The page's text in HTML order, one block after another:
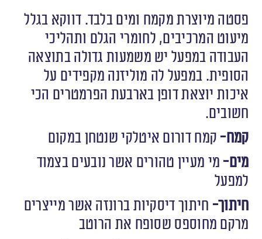
פסטה מיוצרת מקמח ומים בלבד. דווקא בגלל
מיעוט המרכיבים, לחומרי הגלם ותהליכי
העבודה במפעל יש משמעות גדולה בתוצאה
הסופית. במפעל לה מוליזנה מקפידים על
איכות יוצאת דופן בארבעת הפרמטרים הכי
חשובים.
קמח- קמח דורום איטלקי שנטחן במקום
מים- מי מעיין טהורים אשר נובעים בצמוד
למפעל
חיתוך- חיתוך דיסקיות ברונזה אשר מייצרים
מרקם מחוספס שסופח את הרוטב